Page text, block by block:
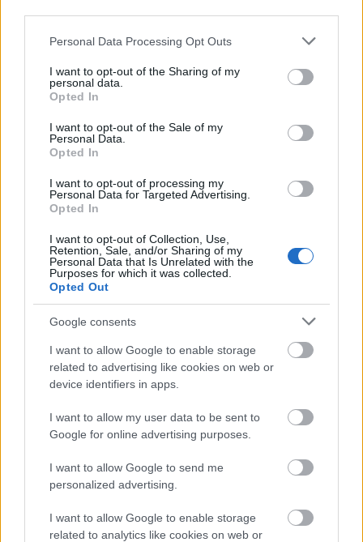
Please note that this website/app uses one or more Google
not limited to your visit or usage behaviour. You may click to
grant or deny consent to Google and its third-party tags to
use your data for below specified purposes in below Google
consent section.
Personal Data Processing Opt Outs
I want to opt-out of the Sharing of my
personal data.
Opted In
I want to opt-out of the Sale of my
Personal Data.
Opted In
I want to opt-out of processing my
Personal Data for Targeted Advertising.
Opted In
I want to opt-out of Collection, Use,
Retention, Sale, and/or Sharing of my
Personal Data that Is Unrelated with the
Purposes for which it was collected.
Opted Out
Google consents
I want to allow Google to enable storage
related to advertising like cookies on web or
device identifiers in apps.
I want to allow my user data to be sent to
Google for online advertising purposes.
I want to allow Google to send me
personalized advertising.
I want to allow Google to enable storage
related to analytics like cookies on web or
adott interjúban. De mire…
Hiába az egyre súlyosabb
lakásválság: a kormány továbbra is a
tehetősebbeknek segít
Ámon Kata•2017. október 13.
Idén is elkeserítő képet festett a hazai lakhatási
helyzetről a Habitat for Humanity Magyarország
éves jelentése. Az elemzés alapján olyan fontos
problémákkal nem foglalkozik érdemben a kormány
mint az elképesztő mértékben növekedő
albérletárak, az egyre leromló szociális
bérlakásállomány és a…